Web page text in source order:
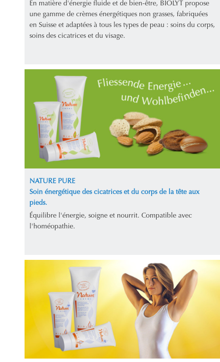
En matière d'énergie fluide et de bien-être, BIOLYT propose
une gamme de crèmes énergétiques non grasses, fabriquées
en Suisse et adaptées à tous les types de peau : soins du corps,
soins des cicatrices et du visage.
NATURE PURE
Soin énergétique des cicatrices et du corps de la tête aux
pieds.
Équilibre l'énergie, soigne et nourrit. Compatible avec
l'homéopathie.